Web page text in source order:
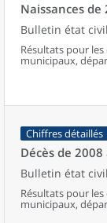
Naissances de
Bulletin état civil
Résultats pour
municipaux,
d’emploi,
Chiffres détaillés
Décès de 2008
Bulletin état civil
Résultats pour
municipaux,
d’emploi,